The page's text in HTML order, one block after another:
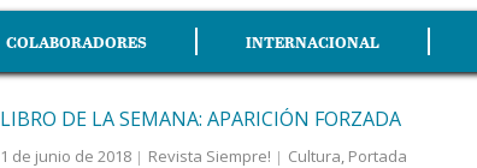
COLABORADORES INTERNACIONAL
LIBRO DE LA SEMANA: APARICIÓN FORZADA
1 de junio de 2018 Revista Siempre! Cultura, Portada